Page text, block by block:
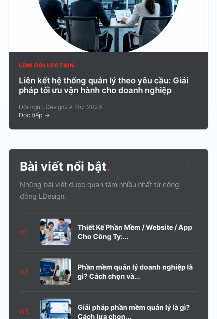
LDM COLLECTION
Liên kết hệ thống quản lý theo yêu cầu: Giải
pháp tối ưu vận hành cho doanh nghiệp
Đội ngũ LDesign29 Th7 2026
Đọc tiếp ->
Bài viết nổi bật.
Những bài viết được quan tâm nhiều nhất từ cộng
đồng LDesign.
01
Thiết Kế Phần Mềm / Website / App
Cho Công Ty:...
02
Phần mềm quản lý doanh nghiệp là
gì? Cách chọn và...
03
Giải pháp phần mềm quản lý là gì?
Cách lựa chọn...